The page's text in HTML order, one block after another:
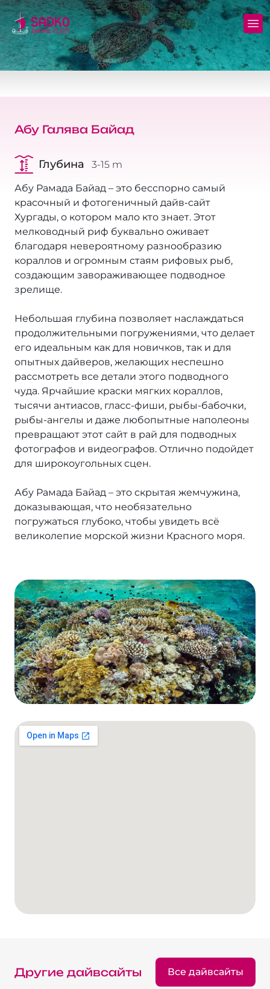
Абу Галява Байад
Глубина 3-15 m
Абу Рамада Байад – это бесспорно самый
красочный и фотогеничный дайв-сайт
Хургады, о котором мало кто знает. Этот
мелководный риф буквально оживает
благодаря невероятному разнообразию
кораллов и огромным стаям рифовых рыб,
создающим завораживающее подводное
зрелище.
Небольшая глубина позволяет наслаждаться
продолжительными погружениями, что делает
его идеальным как для новичков, так и для
опытных дайверов, желающих неспешно
рассмотреть все детали этого подводного
чуда. Ярчайшие краски мягких кораллов,
тысячи антиасов, гласс-фиши, рыбы-бабочки,
рыбы-ангелы и даже любопытные наполеоны
превращают этот сайт в рай для подводных
фотографов и видеографов. Отлично подойдет
для широкоугольных сцен.
Абу Рамада Байад – это скрытая жемчужина,
доказывающая, что необязательно
погружаться глубоко, чтобы увидеть всё
великолепие морской жизни Красного моря.
Другие дайвсайты Все дайвсайты
Яхта MV Sunshine
Север+Тиран - (Северные рэки и пролив
Тиран)
Дедалус+Роки+Забаргад
Бразерс+Сафага
Север+Сафага
Роки+Забаргад+Сент Джонс
Эльба: Египет+Судан!
Тотальный Юг!
Дедалус+Сент Джонс
Дедалус+Фьюри Шоулс
Дедалус-Мания!
Сент Джонс
Другая Хургада
Береговой маршрут
Север + Дахаб
Солнечное затмение на Красном море
2027
Дейли и обучение
Курсы
Дальние выезды и мини-сафари
Полные фрахты
Частые вопросы
Продажа снаряжения
Отели, трансферы, экскурсии
Условия и политика
Политика конфиденциальности
О нас